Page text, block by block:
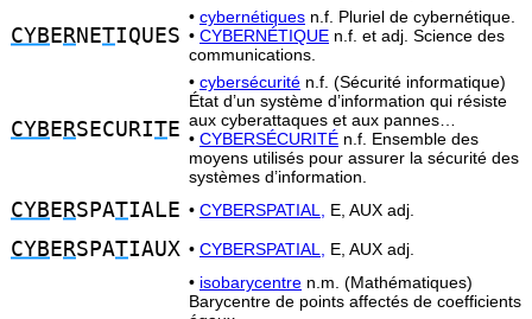
CYB E RNETIQUES
• cybernétiques n.f. Pluriel de cybernétique.
• CYBERNÉTIQUE n.f. et adj. Science des
communications.
CYB E RSECURITE
• cybersécurité n.f. (Sécurité informatique)
État d’un système d’information qui résiste
aux cyberattaques et aux pannes…
• CYBERSÉCURITÉ n.f. Ensemble des
moyens utilisés pour assurer la sécurité des
systèmes d’information.
CYB E RSPATIALE • CYBERSPATIAL, E, AUX adj.
CYB E RSPATIAUX • CYBERSPATIAL, E, AUX adj.
• isobarycentre n.m. (Mathématiques)
Barycentre de points affectés de coefficients